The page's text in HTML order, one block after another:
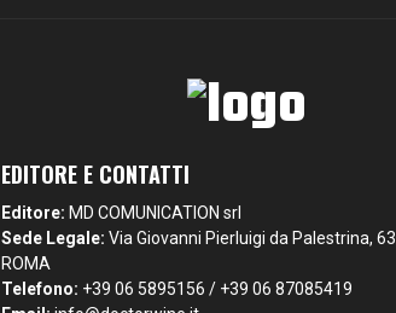
EDITORE E CONTATTI
Editore: MD COMUNICATION srl
Sede Legale: Via Giovanni Pierluigi da Palestrina,
ROMA
Telefono: +39 06 5895156 / +39 06 87085419